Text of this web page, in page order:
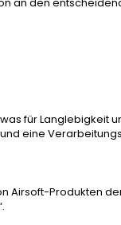
für Langlebigkeit
eine
Airsoft-Produkten